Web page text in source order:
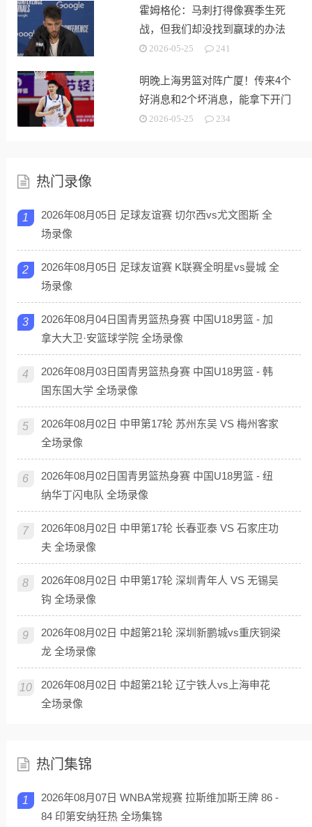
霍姆格伦：马刺打得像赛季生死
战，但我们却没找到赢球的办法
2026-05-25 241
明晚上海男篮对阵广厦！传来4个
好消息和2个坏消息，能拿下开门
红2026-05-25 234
热门录像
1
2026年08月05日 足球友谊赛 切尔西vs尤文图斯 全
场录像
2
2026年08月05日 足球友谊赛 K联赛全明星vs曼城 全
场录像
3
2026年08月04日国青男篮热身赛 中国U18男篮 - 加
拿大大卫·安篮球学院 全场录像
4
2026年08月03日国青男篮热身赛 中国U18男篮 - 韩
国东国大学 全场录像
5
2026年08月02日 中甲第17轮 苏州东吴 VS 梅州客家
全场录像
6
2026年08月02日国青男篮热身赛 中国U18男篮 - 纽
纳华丁闪电队 全场录像
7
2026年08月02日 中甲第17轮 长春亚泰 VS 石家庄功
夫 全场录像
8
2026年08月02日 中甲第17轮 深圳青年人 VS 无锡吴
钩 全场录像
9
2026年08月02日 中超第21轮 深圳新鹏城vs重庆铜梁
龙 全场录像
10
2026年08月02日 中超第21轮 辽宁铁人vs上海申花
全场录像
热门集锦
1
2026年08月07日 WNBA常规赛 拉斯维加斯王牌 86 -
84 印第安纳狂热 全场集锦